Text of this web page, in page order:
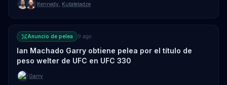
Kennedy Kutateladze
Anuncio de pelea 9 ago
Ian Machado Garry obtiene pelea por el título de
peso welter de UFC en UFC 330
Garry